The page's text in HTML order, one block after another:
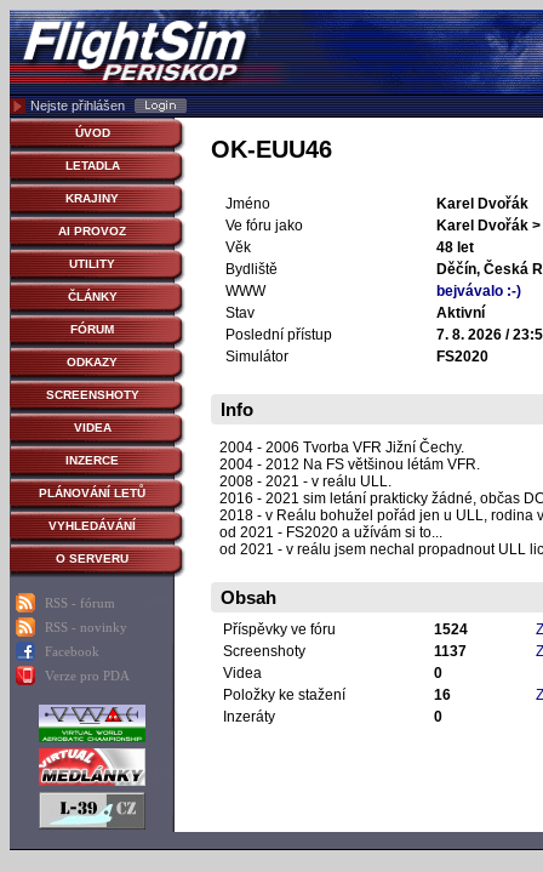
Nejste přihlášen
ÚVOD
LETADLA
KRAJINY
AI PROVOZ
UTILITY
ČLÁNKY
FÓRUM
ODKAZY
SCREENSHOTY
VIDEA
INZERCE
PLÁNOVÁNÍ LETŮ
VYHLEDÁVÁNÍ
O SERVERU
RSS - fórum
RSS - novinky
Facebook
Verze pro PDA
OK-EUU46
Jméno
Karel Dvořák
Ve fóru jako
Karel Dvořák >
Věk
48 let
Bydliště
Děčín, Česká
WWW
bejvávalo :-)
Stav
Aktivní
Poslední přístup
7. 8. 2026 /
Simulátor
FS2020
Info
2004 - 2006 Tvorba VFR Jižní Čechy.
2004 - 2012 Na FS většinou létám VFR.
2008 - 2021 - v reálu ULL.
2016 - 2021 sim letání prakticky žádné, občas
2018 - v Reálu bohužel pořád jen u ULL, rodina
od 2021 - FS2020 a užívám si to...
od 2021 - v reálu jsem nechal propadnout ULL
Obsah
Příspěvky ve fóru 1524
Screenshoty
1137
Videa
0
Položky ke stažení
16
Inzeráty
0